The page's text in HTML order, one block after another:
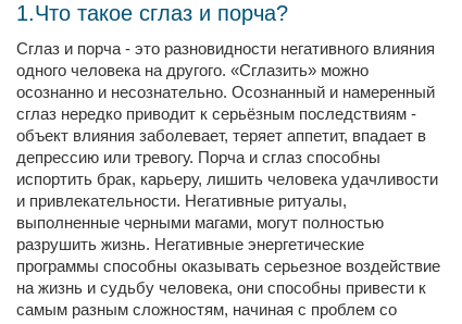
1.Что такое сглаз и порча?
Сглаз и порча - это разновидности негативного влияния
одного человека на другого. «Сглазить» можно
осознанно и несознательно. Осознанный и намеренный
сглаз нередко приводит к серьёзным последствиям -
объект влияния заболевает, теряет аппетит, впадает в
депрессию или тревогу. Порча и сглаз способны
испортить брак, карьеру, лишить человека удачливости
и привлекательности. Негативные ритуалы,
выполненные черными магами, могут полностью
разрушить жизнь. Негативные энергетические
программы способны оказывать серьезное воздействие
на жизнь и судьбу человека, они способны привести к
самым разным сложностям, начиная с проблем со